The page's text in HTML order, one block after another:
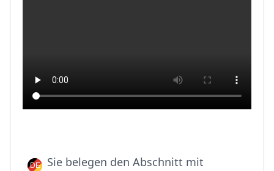
Sie belegen den Abschnitt mit